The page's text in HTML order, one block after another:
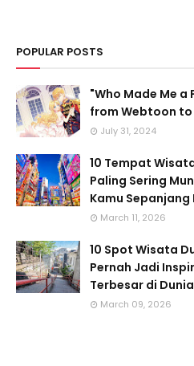
POPULAR POSTS
"Who Made Me a
from Webtoon
July 31, 2024
10 Tempat
Paling Sering
Kamu Sepanjang
March 11, 2026
10 Spot Wisata
Pernah Jadi
Terbesar di Dunia
March 09, 2026